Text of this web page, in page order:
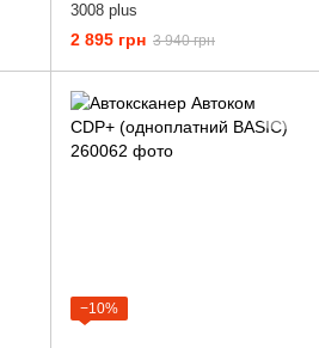
3008 plus
2 895 грн 3 940 грн
−10%